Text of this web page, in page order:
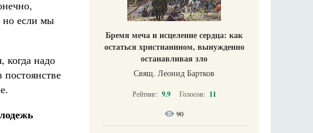
но если мы
когда надо
Бремя меча и исцеление сердца: как
остаться христианином, вынужденно
останавливая зло
Свящ. Леонид Бартков
Рейтинг: 9.9 Голосов: 11
90